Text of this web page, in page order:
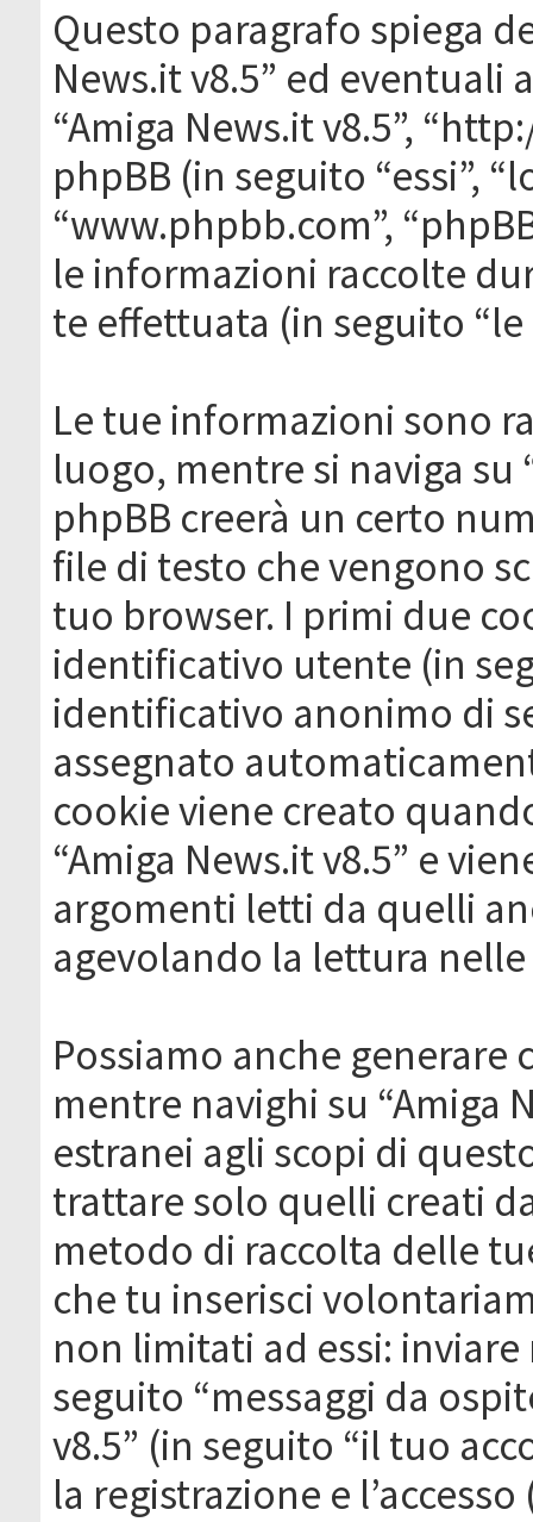
Questo paragrafo spiega
News.it v8.5” ed eventuali
“Amiga News.it v8.5”,
phpBB (in seguito “essi”,
“www.phpbb.com”,
le informazioni raccolte
te effettuata (in seguito
Le tue informazioni sono
luogo, mentre si naviga su
phpBB creerà un certo
file di testo che vengono
tuo browser. I primi due
identificativo utente (in
identificativo anonimo di
assegnato
cookie viene creato
“Amiga News.it v8.5” e
argomenti letti da quelli
agevolando la lettura
Possiamo anche
mentre navighi su “Amiga
estranei agli scopi di
trattare solo quelli creati
metodo di raccolta delle
che tu inserisci
non limitati ad essi:
seguito “messaggi da
v8.5” (in seguito “il tuo
la registrazione e